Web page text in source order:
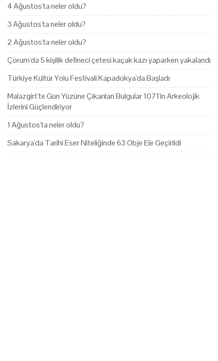
4 Ağustos'ta neler oldu?
3 Ağustos'ta neler oldu?
2 Ağustos'ta neler oldu?
Çorum'da 5 kişilik defineci çetesi kaçak kazı yaparken yakalandı
Türkiye Kültür Yolu Festivali Kapadokya'da Başladı
Malazgirt'te Gün Yüzüne Çıkarılan Bulgular 1071'in Arkeolojik
İzlerini Güçlendiriyor
1 Ağustos'ta neler oldu?
Sakarya'da Tarihi Eser Niteliğinde 63 Obje Ele Geçirildi